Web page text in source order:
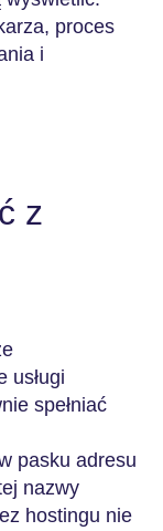
proces
i
z
usługi
spełniać
pasku adresu
nazwy
hostingu nie